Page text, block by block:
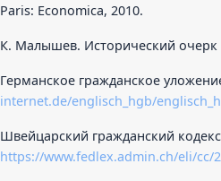
Paris: Economica, 2010.
К. Малышев. Исторический очерк
Германское гражданское
internet.de/englisch_hgb/
Швейцарский гражданский кодекс
https://www.fedlex.admin.ch/eli/cc/